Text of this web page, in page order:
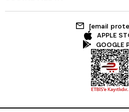
[email
APPLE
GOOGLE